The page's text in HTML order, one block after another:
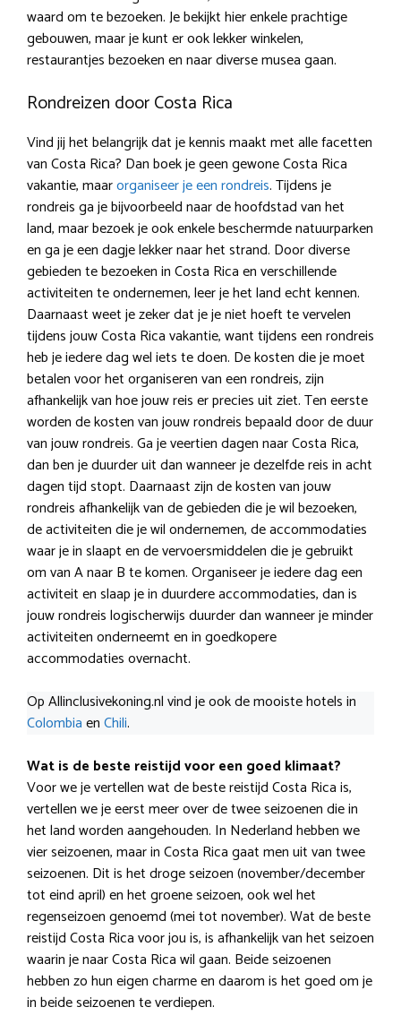
waard om te bezoeken. Je bekijkt hier enkele prachtige
gebouwen, maar je kunt er ook lekker winkelen,
restaurantjes bezoeken en naar diverse musea gaan.
Rondreizen door Costa Rica
Vind jij het belangrijk dat je kennis maakt met alle facetten
van Costa Rica? Dan boek je geen gewone Costa Rica
vakantie, maarorganiseer je een rondreis. Tijdens je
rondreis ga je bijvoorbeeld naar de hoofdstad van het
land, maar bezoek je ook enkele beschermde natuurparken
en ga je een dagje lekker naar het strand. Door diverse
gebieden te bezoeken in Costa Rica en verschillende
activiteiten te ondernemen, leer je het land echt kennen.
Daarnaast weet je zeker dat je je niet hoeft te vervelen
tijdens jouw Costa Rica vakantie, want tijdens een rondreis
heb je iedere dag wel iets te doen. De kosten die je moet
betalen voor het organiseren van een rondreis, zijn
afhankelijk van hoe jouw reis er precies uit ziet. Ten eerste
worden de kosten van jouw rondreis bepaald door de duur
van jouw rondreis. Ga je veertien dagen naar Costa Rica,
dan ben je duurder uit dan wanneer je dezelfde reis in acht
dagen tijd stopt. Daarnaast zijn de kosten van jouw
rondreis afhankelijk van de gebieden die je wil bezoeken,
de activiteiten die je wil ondernemen, de accommodaties
waar je in slaapt en de vervoersmiddelen die je gebruikt
om van A naar B te komen. Organiseer je iedere dag een
activiteit en slaap je in duurdere accommodaties, dan is
jouw rondreis logischerwijs duurder dan wanneer je minder
activiteiten onderneemt en in goedkopere
accommodaties overnacht.
Op Allinclusivekoning.nl vind je ook de mooiste hotels in
ColombiaenChili.
Wat is de beste reistijdvoor een goed klimaat?
Voor we je vertellen wat de beste reistijd Costa Rica is,
vertellen we je eerst meer over de twee seizoenen die in
het land worden aangehouden. In Nederland hebben we
vier seizoenen, maar in Costa Rica gaat men uit van twee
seizoenen. Dit is het droge seizoen (november/december
tot eind april) en het groene seizoen, ook wel het
regenseizoen genoemd (mei tot november). Wat de beste
reistijd Costa Rica voor jou is, is afhankelijk van het seizoen
waarin je naar Costa Rica wil gaan. Beide seizoenen
hebben zo hun eigen charme en daarom is het goed om je
in beide seizoenen te verdiepen.